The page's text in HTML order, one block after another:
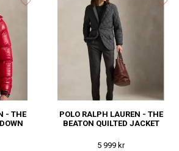
- THE
POLO RALPH LAUREN - THE
BEATON QUILTED JACKET
5 999 kr